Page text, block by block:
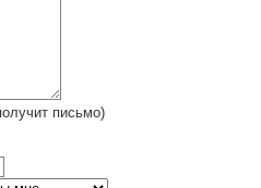
письмо)